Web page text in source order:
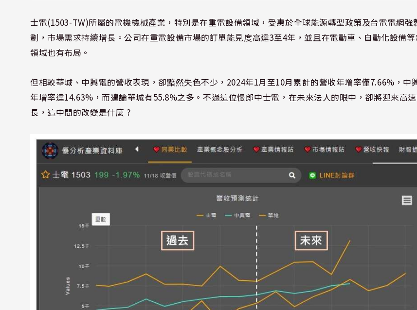
士電(1503-TW)所屬的電機機械產業，特別是在重電設備領域，受惠於全球能源轉型政策及台電電網強
劃，市場需求持續增長。公司在重電設備市場的訂單能見度高達3至4年，並且在電動車、自動化設備等
領域也有布局。
但相較華城、中興電的營收表現，卻黯然失色不少，2024年1月至10月累計的營收年增率僅7.66%，中
年增率達14.63%，而遑論華城有55.8%之多。不過這位慢郎中士電，在未來法人的眼中，卻將迎來高
長，這中間的改變是什麼 ?